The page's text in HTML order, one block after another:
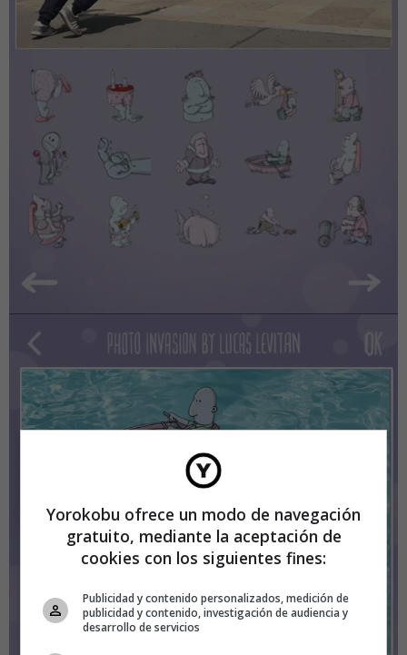
Yorokobu ofrece un modo de navegación
gratuito, mediante la aceptación de
cookies con los siguientes fines:
Publicidad y contenido personalizados, medición de
publicidad y contenido, investigación de audiencia y
desarrollo de servicios